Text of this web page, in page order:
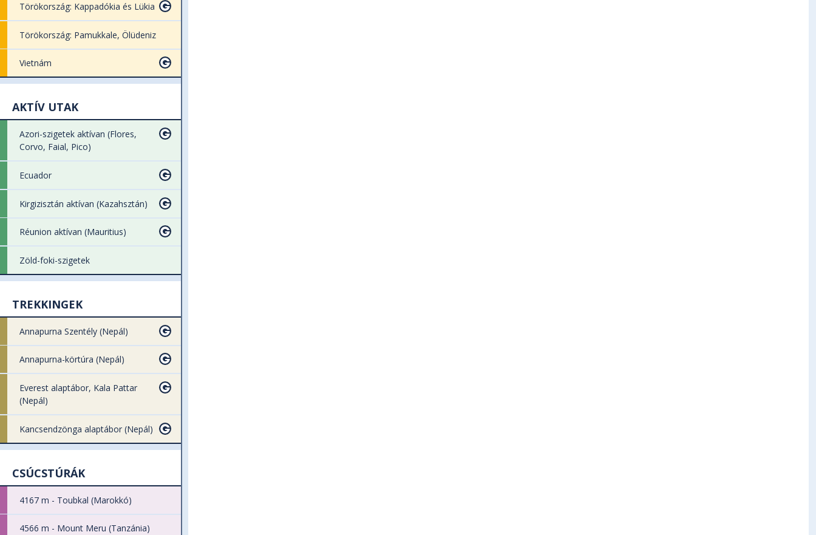
Törökország: Kappadókia és Lükia
Törökország: Pamukkale, Ölüdeniz
Vietnám
AKTÍV UTAK
Azori-szigetek aktívan (Flores,
Corvo, Faial, Pico)
Ecuador
Kirgizisztán aktívan (Kazahsztán)
Réunion aktívan (Mauritius)
Zöld-foki-szigetek
TREKKINGEK
Annapurna Szentély (Nepál)
Annapurna-körtúra (Nepál)
Everest alaptábor, Kala Pattar
(Nepál)
Kancsendzönga alaptábor (Nepál)
CSÚCSTÚRÁK
4167 m - Toubkal (Marokkó)
4566 m - Mount Meru (Tanzánia)